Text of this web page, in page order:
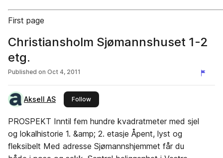
First page
Christiansholm Sjømannshuset 1-2
etg.
Published on Oct 4, 2011
Aksell AS Followthis publisher
PROSPEKT Inntil fem hundre kvadratmeter med sjel
og lokalhistorie 1. &amp; 2. etasje Åpent, lyst og
fleksibelt Med adresse Sjømannshjemmet får du